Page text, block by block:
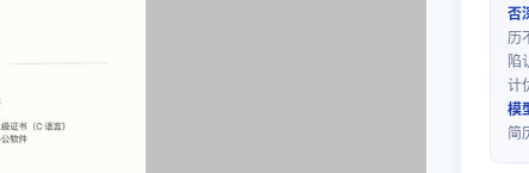
否
历
陷
计
模
简